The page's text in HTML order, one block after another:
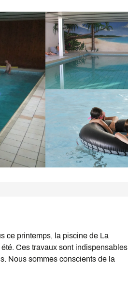
ce printemps, la piscine de La
Ces travaux sont indispensables
Nous sommes conscients de la